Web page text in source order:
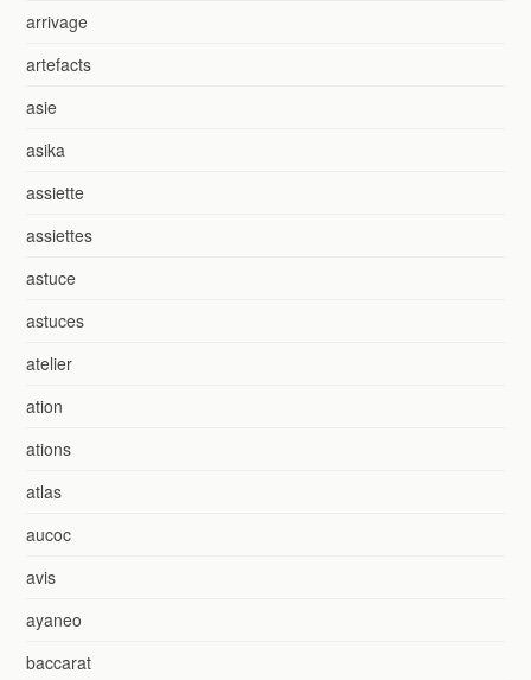
arrivage
artefacts
asie
asika
assiette
assiettes
astuce
astuces
atelier
ation
ations
atlas
aucoc
avis
ayaneo
baccarat